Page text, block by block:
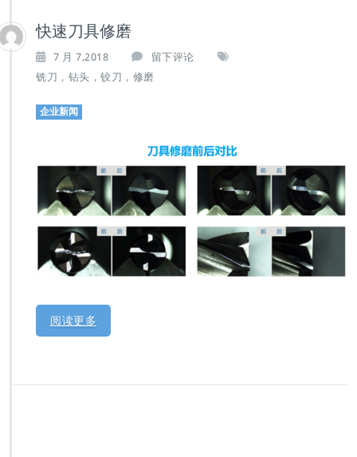
快速刀具修磨
7 月 7,2018
留下评论
铣刀，钻头，铰刀，修磨
企业新闻
阅读更多